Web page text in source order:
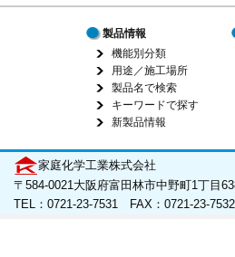
製品情報
機能別分類
用途／施工場所
製品名で検索
キーワードで探す
新製品情報
家庭化学工業株式会社
〒584-0021大阪府富田林市中野町1丁目
TEL：0721-23-7531 FAX：0721-23-7532